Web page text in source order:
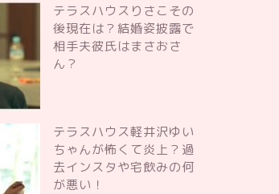
テラスハウスりさこその
後現在は？結婚姿披露で
相手夫彼氏はまさおさ
ん？
テラスハウス軽井沢ゆい
ちゃんが怖くて炎上？過
去インスタや宅飲みの何
が悪い！